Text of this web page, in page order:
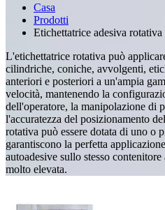
Casa
Prodotti
Etichettatrice adesiva rotativa
L'etichettatrice rotativa può
cilindriche, coniche, avvolgenti,
anteriori e posteriori a un'ampia
velocità, mantenendo la
dell'operatore, la manipolazione di
l'accuratezza del posizionamento
rotativa può essere dotata di uno o
garantiscono la perfetta
autoadesive sullo stesso
molto elevata.